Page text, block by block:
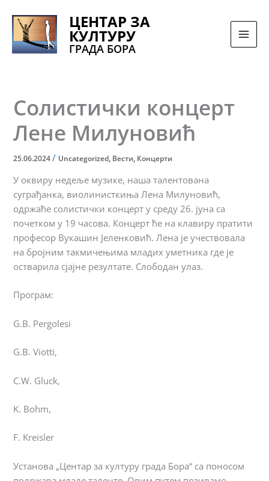
sadržaj
ЦЕНТАР ЗА
КУЛТУРУ
ГРАДА БОРА
Солистички концерт
Лене Милуновић
25.06.2024/ Uncategorized Вести Концерти
У оквиру недеље музике, наша талентована
суграђанка, виолинисткиња Лена Милуновић,
одржаће солистички концерт у среду 26. јуна са
почетком у 19 часова. Концерт ће на клавиру пратити
професор Вукашин Јеленковић. Лена је учествовала
на бројним такмичењима младих уметника где је
остварила сјајне резултате. Слободан улаз.
Програм:
G.B. Pergolesi
G.B. Viotti,
C.W. Gluck,
K. Bohm,
F. Kreisler
Установа „Центар за културу града Бора“ са поносом